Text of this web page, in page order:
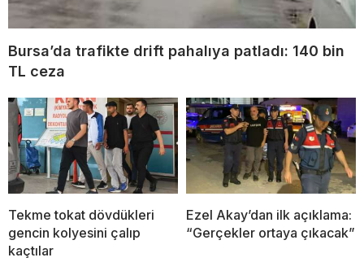
Bursa’da trafikte drift pahalıya patladı: 140 bin
TL ceza
Tekme tokat dövdükleri
gencin kolyesini çalıp
kaçtılar
Ezel Akay’dan ilk açıklama:
“Gerçekler ortaya çıkacak”